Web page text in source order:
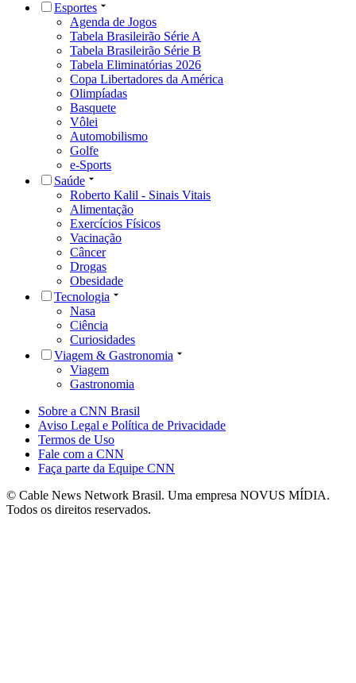
Esportes
Agenda de Jogos
Tabela Brasileirão Série A
Tabela Brasileirão Série B
Tabela Eliminatórias 2026
Copa Libertadores da América
Olimpíadas
Basquete
Vôlei
Automobilismo
Golfe
e-Sports
Saúde
Roberto Kalil - Sinais Vitais
Alimentação
Exercícios Físicos
Vacinação
Câncer
Drogas
Obesidade
Tecnologia
Nasa
Ciência
Curiosidades
Viagem & Gastronomia
Viagem
Gastronomia
Sobre a CNN Brasil
Aviso Legal e Política de Privacidade
Termos de Uso
Fale com a CNN
Faça parte da Equipe CNN
© Cable News Network Brasil. Uma empresa NOVUS MÍDIA.
Todos os direitos reservados.